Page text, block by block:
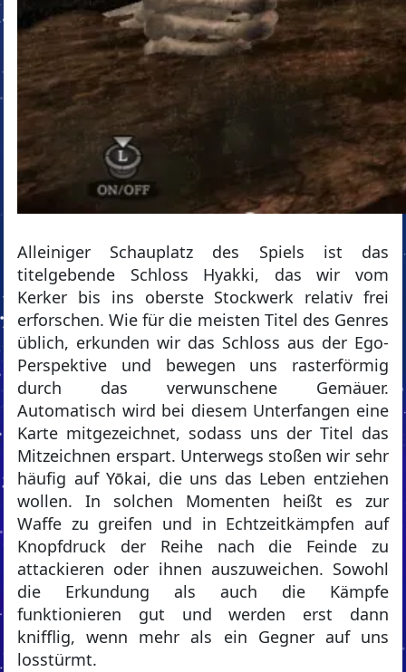
Alleiniger Schauplatz des Spiels ist das
titelgebende Schloss Hyakki, das wir vom
Kerker bis ins oberste Stockwerk relativ frei
erforschen. Wie für die meisten Titel des Genres
üblich, erkunden wir das Schloss aus der Ego-
Perspektive und bewegen uns rasterförmig
durch das verwunschene Gemäuer.
Automatisch wird bei diesem Unterfangen eine
Karte mitgezeichnet, sodass uns der Titel das
Mitzeichnen erspart. Unterwegs stoßen wir sehr
häufig auf Yōkai, die uns das Leben entziehen
wollen. In solchen Momenten heißt es zur
Waffe zu greifen und in Echtzeitkämpfen auf
Knopfdruck der Reihe nach die Feinde zu
attackieren oder ihnen auszuweichen. Sowohl
die Erkundung als auch die Kämpfe
funktionieren gut und werden erst dann
knifflig, wenn mehr als ein Gegner auf uns
losstürmt.